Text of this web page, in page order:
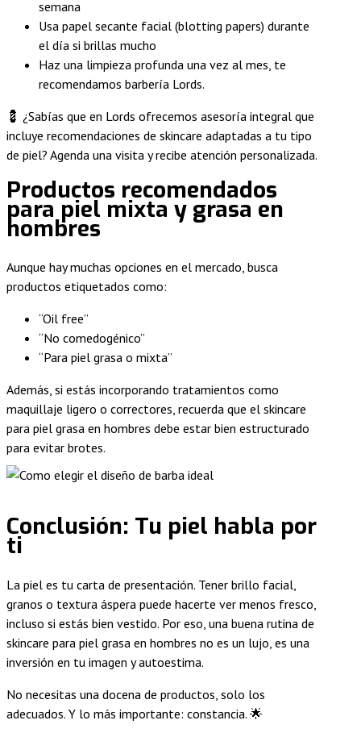
semana
Usa papel secante facial (blotting papers) durante
el día si brillas mucho
Haz una limpieza profunda una vez al mes, te
recomendamos barbería Lords.
💈 ¿Sabías que en Lords ofrecemos asesoría integral que
incluye recomendaciones de skincare adaptadas a tu tipo
de piel? Agenda una visita y recibe atención personalizada.
Productos recomendados
para piel mixta y grasa en
hombres
Aunque hay muchas opciones en el mercado, busca
productos etiquetados como:
“Oil free”
“No comedogénico”
“Para piel grasa o mixta”
Además, si estás incorporando tratamientos como
maquillaje ligero o correctores, recuerda que el skincare
para piel grasa en hombres debe estar bien estructurado
para evitar brotes.
Conclusión: Tu piel habla por
ti
La piel es tu carta de presentación. Tener brillo facial,
granos o textura áspera puede hacerte ver menos fresco,
incluso si estás bien vestido. Por eso, una buena rutina de
skincare para piel grasa en hombres no es un lujo, es una
inversión en tu imagen y autoestima.
No necesitas una docena de productos, solo los
adecuados. Y lo más importante: constancia. 🌟